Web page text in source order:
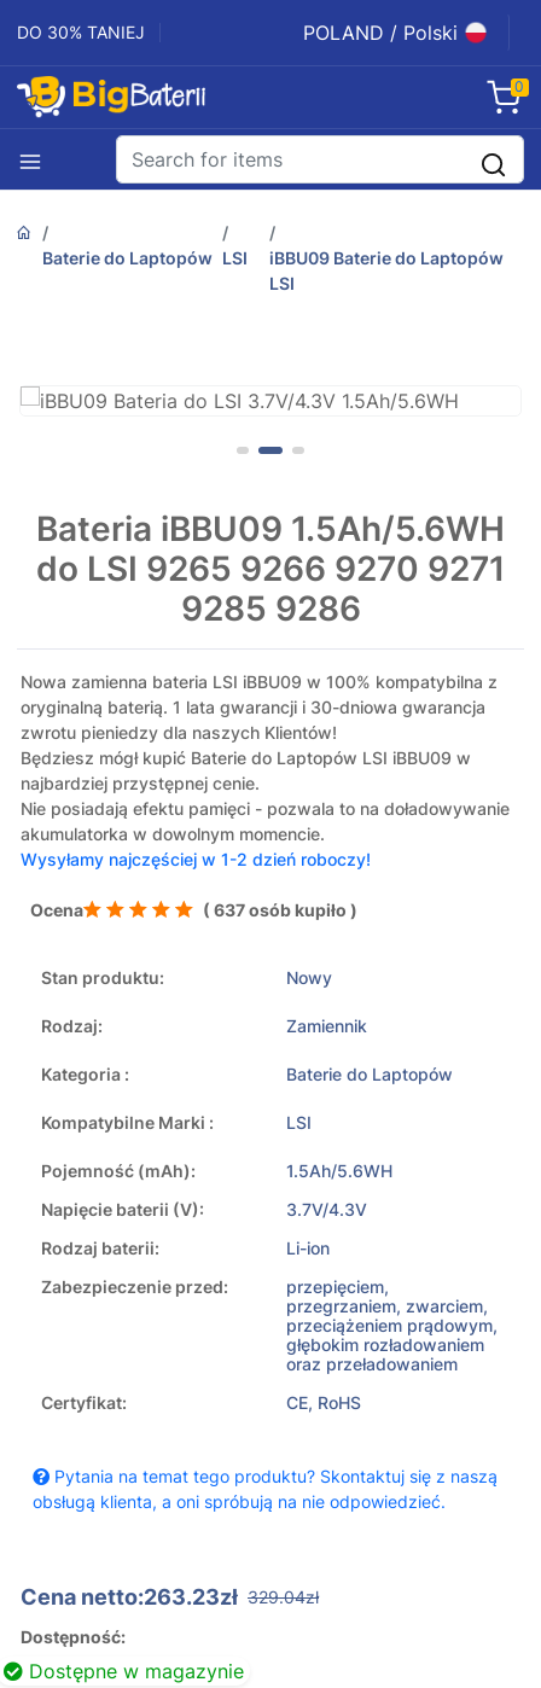
DO 30% TANIEJ POLAND / Polski
0
Baterie do Laptopów LSI
iBBU09 Baterie do Laptopów
LSI
Bateria iBBU09 1.5Ah/5.6WH
do LSI 9265 9266 9270 9271
9285 9286
Nowa zamienna bateria LSI iBBU09 w 100% kompatybilna z
oryginalną baterią. 1 lata gwarancji i 30-dniowa gwarancja
zwrotu pieniedzy dla naszych Klientów!
Będziesz mógł kupić Baterie do Laptopów LSI iBBU09 w
najbardziej przystępnej cenie.
Nie posiadają efektu pamięci - pozwala to na doładowywanie
akumulatorka w dowolnym momencie.
Wysyłamy najczęściej w 1-2 dzień roboczy!
Ocena ( 637 osób kupiło )
Stan produktu: Nowy
Rodzaj: Zamiennik
Kategoria : Baterie do Laptopów
Kompatybilne Marki : LSI
Pojemność (mAh):
1.5Ah/5.6WH
Napięcie baterii (V):
3.7V/4.3V
Rodzaj baterii:
Li-ion
Zabezpieczenie przed:
przepięciem,
przegrzaniem, zwarciem,
przeciążeniem prądowym,
głębokim rozładowaniem
oraz przeładowaniem
Certyfikat:
CE, RoHS
Pytania na temat tego produktu? Skontaktuj się z naszą
obsługą klienta, a oni spróbują na nie odpowiedzieć.
Cena netto:263.23zł 329.04zł
Dostępność:
Dostępne w magazynie